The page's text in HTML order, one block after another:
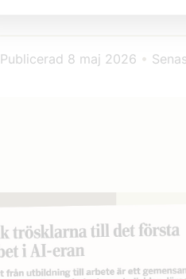
Publicerad 8 maj 2026 •